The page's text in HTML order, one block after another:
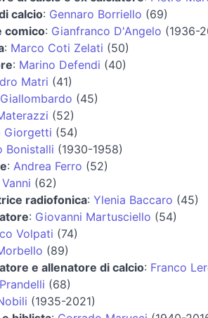
calcio: Gennaro Borriello (69)
comico: Gianfranco D'Angelo (1936-
: Marco Coti Zelati (50)
: Marino Defendi (40)
Matri (41)
(45)
(52)
Giorgetti (54)
Bonistalli (1930-1958)
: Andrea Ferro (52)
(62)
radiofonica: Ylenia Baccaro (45)
: Giovanni Martusciello (54)
Volpati (74)
(89)
e allenatore di calcio: Franco
(68)
(1935-2021)